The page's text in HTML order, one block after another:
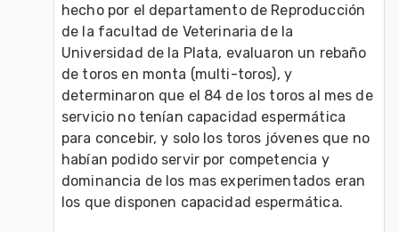
hecho por el departamento de Reproducción
de la facultad de Veterinaria de la
Universidad de la Plata, evaluaron un rebaño
de toros en monta (multi-toros), y
determinaron que el 84 de los toros al mes de
servicio no tenían capacidad espermática
para concebir, y solo los toros jóvenes que no
habían podido servir por competencia y
dominancia de los mas experimentados eran
los que disponen capacidad espermática.